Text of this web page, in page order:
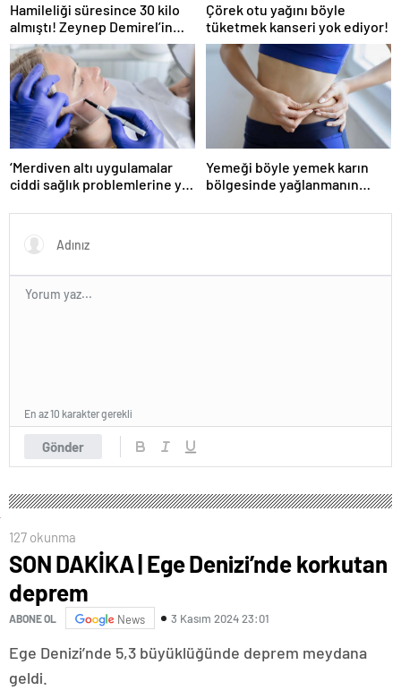
Hamileliği süresince 30 kilo
almıştı! Zeynep Demirel’in
zayıflama sırrı! MUCİZEVİ
ETKİ!
Çörek otu yağını böyle
tüketmek kanseri yok ediyor!
‘Merdiven altı uygulamalar
ciddi sağlık problemlerine yol
Yemeği böyle yemek karın
bölgesinde yağlanmanın
Gönder
En az 10 karakter gerekli
127 okunma
SON DAKİKA | Ege Denizi’nde korkutan
deprem
ABONE OL News 3 Kasım 2024 23:01
Ege Denizi’nde 5,3 büyüklüğünde deprem meydana
geldi.